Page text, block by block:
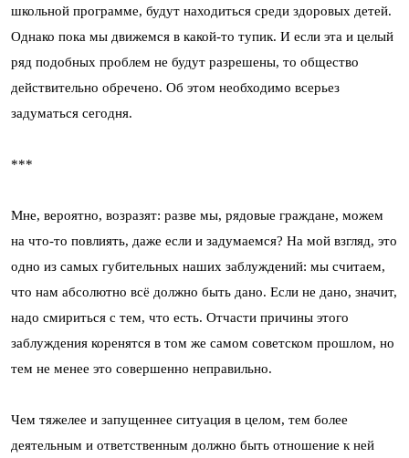
школьной программе, будут находиться среди здоровых детей.
Однако пока мы движемся в какой-то тупик. И если эта и целый
ряд подобных проблем не будут разрешены, то общество
действительно обречено. Об этом необходимо всерьез
задуматься сегодня.
***
Мне, вероятно, возразят: разве мы, рядовые граждане, можем
на что-то повлиять, даже если и задумаемся? На мой взгляд, это
одно из самых губительных наших заблуждений: мы считаем,
что нам абсолютно всё должно быть дано. Если не дано, значит,
надо смириться с тем, что есть. Отчасти причины этого
заблуждения коренятся в том же самом советском прошлом, но
тем не менее это совершенно неправильно.
Чем тяжелее и запущеннее ситуация в целом, тем более
деятельным и ответственным должно быть отношение к ней